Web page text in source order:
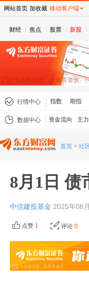
财经 焦点 股票 新股
行情中心 指数 期指
数据中心 资金流向 主
首页 > 社
8月1日 债
中信建投基金 2025年08
点赞 1 评论 0
网站首页 加收藏 移动客户端